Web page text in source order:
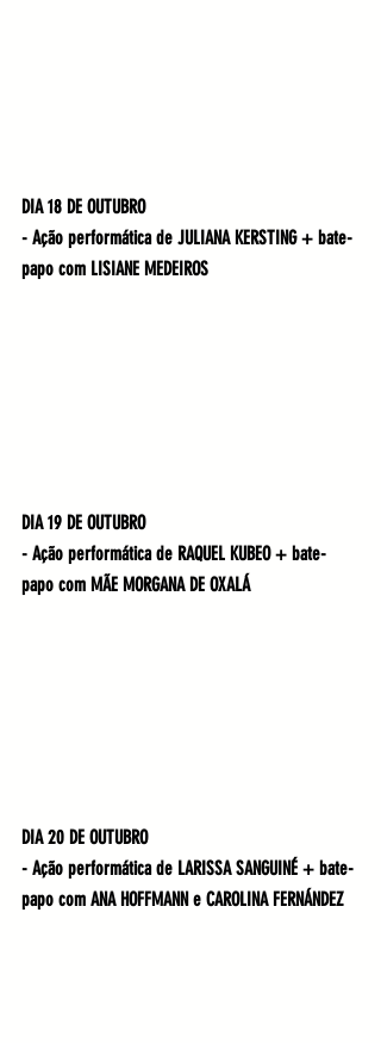
DIA 18 DE OUTUBRO
- Ação performática de JULIANA KERSTING + bate-
papo com LISIANE MEDEIROS
DIA 19 DE OUTUBRO
- Ação performática de RAQUEL KUBEO + bate-
papo com MÃE MORGANA DE OXALÁ
DIA 20 DE OUTUBRO
- Ação performática de LARISSA SANGUINÉ + bate-
papo com ANA HOFFMANN e CAROLINA FERNÁNDEZ